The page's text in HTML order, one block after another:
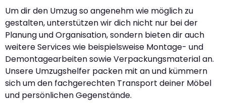
Um dir den Umzug so angenehm wie möglich zu
gestalten, unterstützen wir dich nicht nur bei der
Planung und Organisation, sondern bieten dir auch
weitere Services wie beispielsweise Montage- und
Demontagearbeiten sowie Verpackungsmaterial an.
Unsere Umzugshelfer packen mit an und kümmern
sich um den fachgerechten Transport deiner Möbel
und persönlichen Gegenstände.